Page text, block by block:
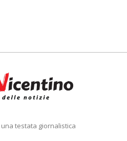
una testata giornalistica